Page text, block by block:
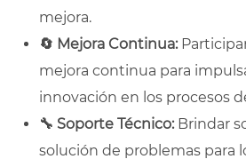
mejora.
🔄 Mejora Continua:
mejora continua para
innovación en los procesos
🔧 Soporte Técnico:Brindar
solución de problemas para